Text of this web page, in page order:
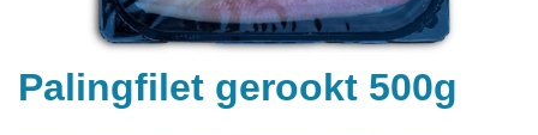
Palingfilet gerookt 500g